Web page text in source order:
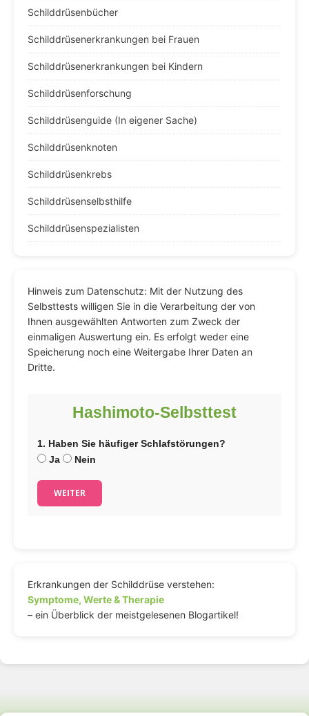
Schilddrüsenbücher
Schilddrüsenerkrankungen bei Frauen
Schilddrüsenerkrankungen bei Kindern
Schilddrüsenforschung
Schilddrüsenguide (In eigener Sache)
Schilddrüsenknoten
Schilddrüsenkrebs
Schilddrüsenselbsthilfe
Schilddrüsenspezialisten
Hinweis zum Datenschutz: Mit der Nutzung des
Selbsttests willigen Sie in die Verarbeitung der von
Ihnen ausgewählten Antworten zum Zweck der
einmaligen Auswertung ein. Es erfolgt weder eine
Speicherung noch eine Weitergabe Ihrer Daten an
Dritte.
Hashimoto-Selbsttest
1. Haben Sie häufiger Schlafstörungen?
Ja
Nein
WEITER
Erkrankungen der Schilddrüse verstehen:
Symptome, Werte & Therapie
– ein Überblick der meistgelesenen Blogartikel!